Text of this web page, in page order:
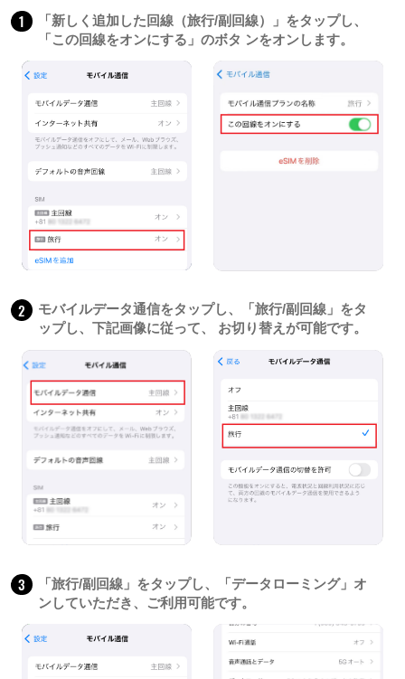
1
「新しく追加した回線（旅行/副回線）」をタップし、
「この回線をオンにする」のボタ ンをオンします。
2
モバイルデータ通信をタップし、「旅行/副回線」をタ
ップし、下記画像に従って、 お切り替えが可能です。
3
「旅行/副回線」をタップし、「データローミング」オ
ンしていただき、ご利用可能です。